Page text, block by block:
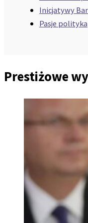
Inicjatywy
Pasje polityka
Prestiżowe